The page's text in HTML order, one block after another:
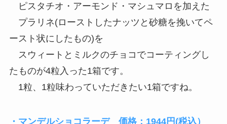
ピスタチオ・アーモンド・マシュマロを加えた
プラリネ(ローストしたナッツと砂糖を挽いてペ
ースト状にしたもの)を
スウィートとミルクのチョコでコーティングし
たものが4粒入った1箱です。
1粒、1粒味わっていただきたい1箱ですね。
・マンデルショコラーデ 価格：1944円(税込）